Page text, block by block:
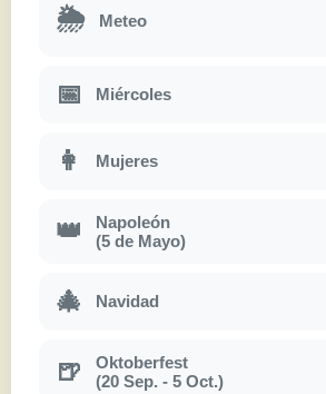
🌦 Meteo
📅 Miércoles
👩 Mujeres
👑
Napoleón
(5 de Mayo)
🎄 Navidad
🍺
Oktoberfest
(20 Sep. - 5 Oct.)